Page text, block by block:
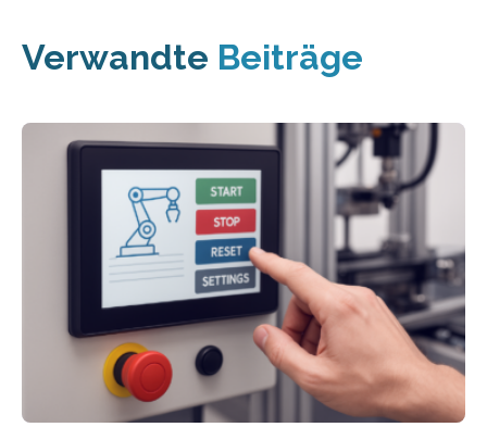
Verwandte Beiträge